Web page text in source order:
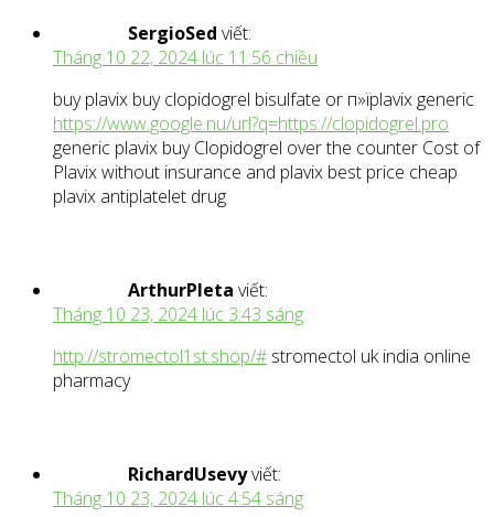
SergioSed viết:
Tháng 10 22, 2024 lúc 11:56 chiều
buy plavix buy clopidogrel bisulfate or п»їplavix generic
https://www.google.nu/url?q=https://clopidogrel.pro
generic plavix buy Clopidogrel over the counter Cost of
Plavix without insurance and plavix best price cheap
plavix antiplatelet drug
ArthurPleta viết:
Tháng 10 23, 2024 lúc 3:43 sáng
http://stromectol1st.shop/# stromectol uk india online
pharmacy
RichardUsevyviết:
Tháng 10 23, 2024 lúc 4:54 sáng